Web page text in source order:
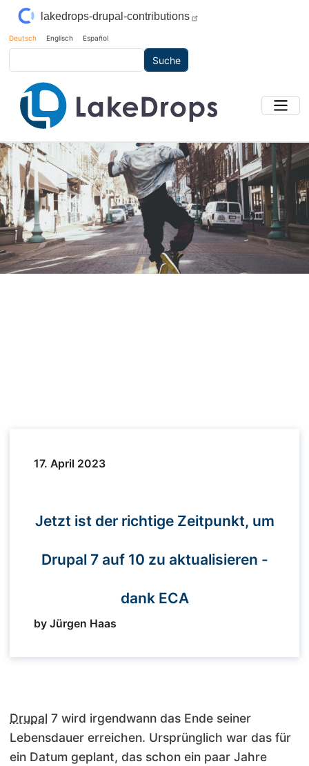
Direkt zum Inhalt
lakedrops-drupal-contributions
Deutsch Englisch Español
Main Image
Bild
17. April 2023
Jetzt ist der richtige Zeitpunkt, um
Drupal 7 auf 10 zu aktualisieren -
dank ECA
by Jürgen Haas
Drupal 7 wird irgendwann das Ende seiner
Lebensdauer erreichen. Ursprünglich war das für
ein Datum geplant, das schon ein paar Jahre